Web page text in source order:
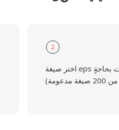
2
اختر صيغة eps أو أية صيغة أخرى أنت بحاجةٍ